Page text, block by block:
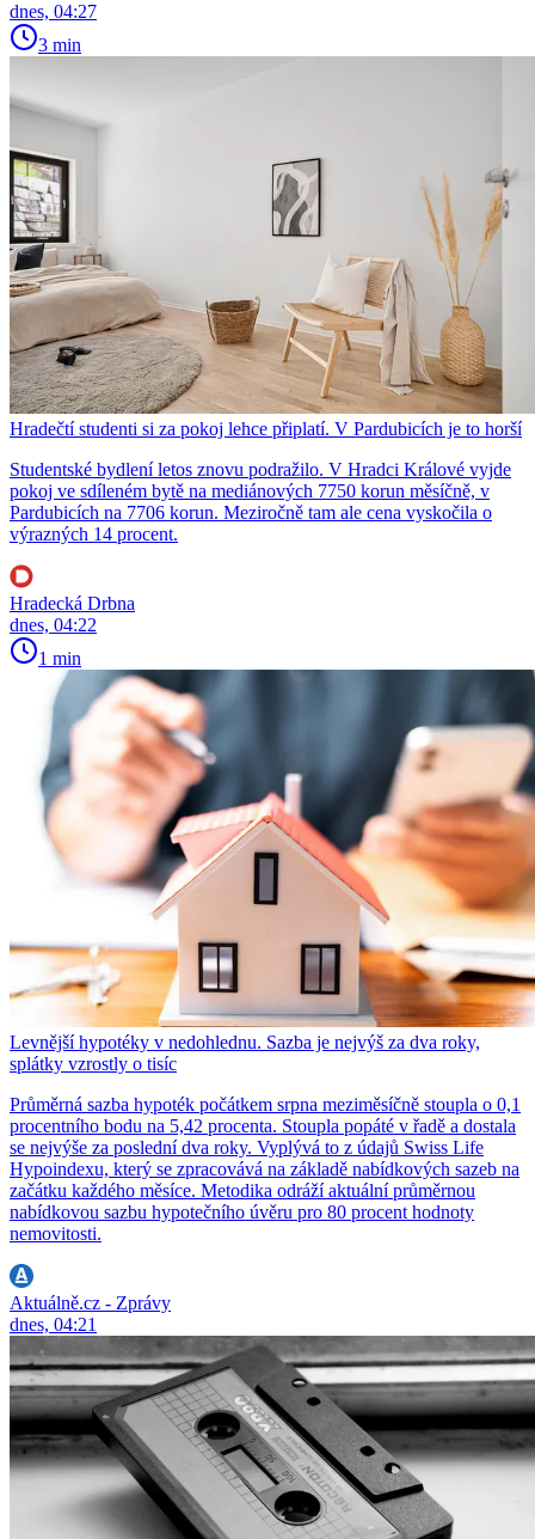
dnes, 04:27
3 min
Hradečtí studenti si za pokoj lehce připlatí. V Pardubicích je to horší
Studentské bydlení letos znovu podražilo. V Hradci Králové vyjde
pokoj ve sdíleném bytě na mediánových 7750 korun měsíčně, v
Pardubicích na 7706 korun. Meziročně tam ale cena vyskočila o
výrazných 14 procent.
Hradecká Drbna
dnes, 04:22
1 min
Levnější hypotéky v nedohlednu. Sazba je nejvýš za dva roky,
splátky vzrostly o tisíc
Průměrná sazba hypoték počátkem srpna meziměsíčně stoupla o 0,1
procentního bodu na 5,42 procenta. Stoupla popáté v řadě a dostala
se nejvýše za poslední dva roky. Vyplývá to z údajů Swiss Life
Hypoindexu, který se zpracovává na základě nabídkových sazeb na
začátku každého měsíce. Metodika odráží aktuální průměrnou
nabídkovou sazbu hypotečního úvěru pro 80 procent hodnoty
nemovitosti.
Aktuálně.cz - Zprávy
dnes, 04:21